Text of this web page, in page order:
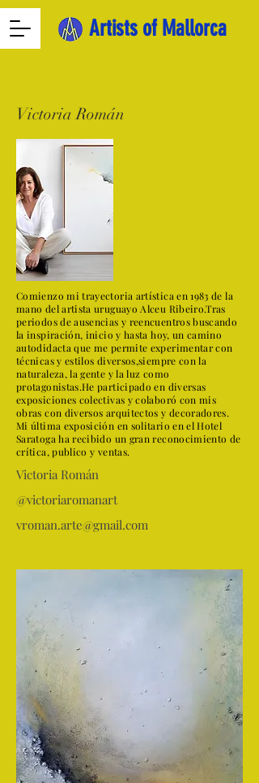
Artists of Mallorca
Victoria Román
Comienzo mi trayectoria artística en 1983 de la
mano del artista uruguayo Alceu Ribeiro.Tras
periodos de ausencias y reencuentros buscando
la inspiración, inicio y hasta hoy, un camino
autodidacta que me permite experimentar con
técnicas y estilos diversos,siempre con la
naturaleza, la gente y la luz como
protagonistas.He participado en diversas
exposiciones colectivas y colaboró con mis
obras con diversos arquitectos y decoradores.
Mi última exposición en solitario en el Hotel
Saratoga ha recibido un gran reconocimiento de
crítica, publico y ventas.
Victoria Román
@victoriaromanart
vroman.arte@gmail.com